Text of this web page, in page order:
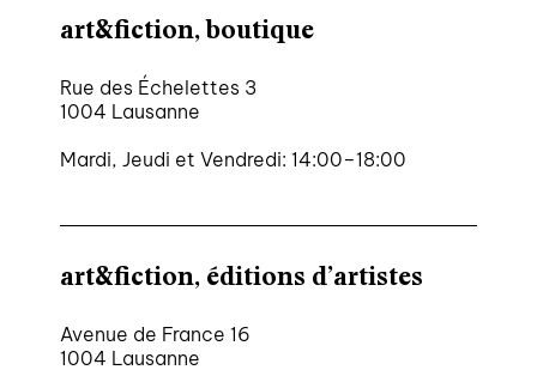
art&fiction, boutique
Rue des Échelettes 3
1004 Lausanne
Mardi, Jeudi et Vendredi: 14:00–18:00
art&fiction, éditions d’artistes
Avenue de France 16
1004 Lausanne